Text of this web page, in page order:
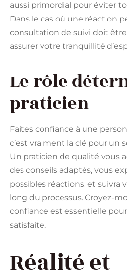
aussi primordial pour éviter
Dans le cas où une réaction
consultation de suivi doit
assurer votre tranquillité
Le rôle
praticien
Faites confiance à une
c’est vraiment la clé pour un
Un praticien de qualité vous
des conseils adaptés, vous
possibles réactions, et suivra
long du processus. Croyez-
confiance est essentielle
satisfaite.
Réalité et